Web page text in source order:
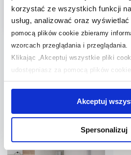
korzystać ze wszystkich funkcji
usług, analizować oraz
pomocą plików cookie zbieramy
wzorcach przeglądania i przeglądania.
Klikając „Akceptuj wszystkie pliki
udostępniasz za pomocą plików
użytkowników zewnętrznych, a także
jednak, że zablokowane niektóre pliki
na sposób dostarczania treści
Akceptuj
Spersonalizuj
Cena kat.:952,09 zł
Zobacz nasze